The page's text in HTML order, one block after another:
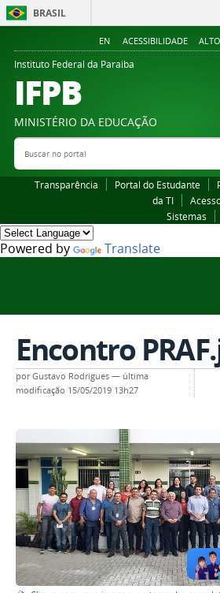
BRASIL
EN ACESSIBILIDADE
Instituto Federal da Paraiba
IFPB
MINISTÉRIO DA EDUCAÇÃO
Buscar no portal
Transparência Portal do Estudante
da TI
Sistemas
Powered by Translate
Encontro
porGustavo Rodrigues — última
modificação 15/05/2019 13h27